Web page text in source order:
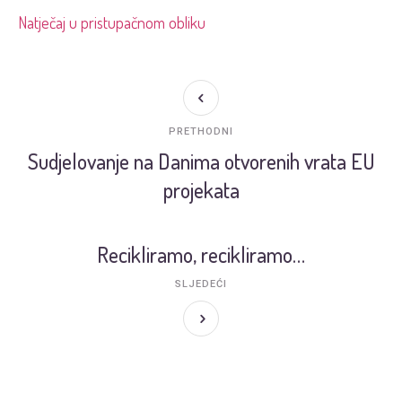
Natječaj u pristupačnom obliku
Sudjelovanje na Danima otvorenih vrata EU
projekata
PRETHODNI
Recikliramo, recikliramo…
SLJEDEĆI